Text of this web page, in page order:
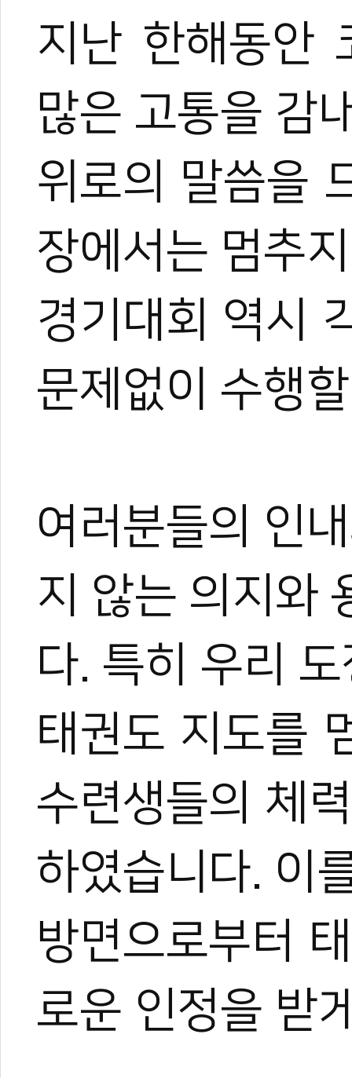
지난 한해동안
많은 고통을 감
위로의 말씀을
장에서는 멈추
경기대회 역시
문제없이 수행
여러분들의 인
지 않는 의지와
다. 특히 우리
태권도 지도를
수련생들의 체
하였습니다. 이
방면으로부터
로운 인정을 받